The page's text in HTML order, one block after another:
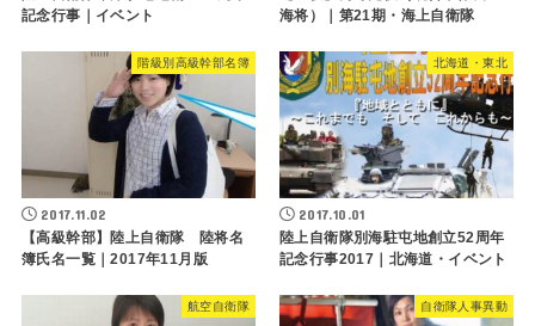
記念行事｜イベント
海将）｜第21期・海上自衛隊
階級別高級幹部名簿
2017.11.02
【高級幹部】陸上自衛隊 陸将名
簿氏名一覧｜2017年11月版
北海道・東北
2017.10.01
陸上自衛隊別海駐屯地創立52周年
記念行事2017｜北海道・イベント
航空自衛隊 自衛隊人事異動